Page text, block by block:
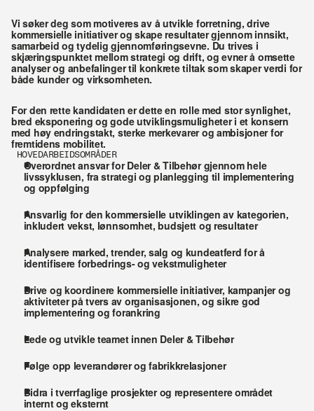
Vi søker deg som motiveres av å utvikle forretning, drive
kommersielle initiativer og skape resultater gjennom innsikt,
samarbeid og tydelig gjennomføringsevne. Du trives i
skjæringspunktet mellom strategi og drift, og evner å omsette
analyser og anbefalinger til konkrete tiltak som skaper verdi for
både kunder og virksomheten.
For den rette kandidaten er dette en rolle med stor synlighet,
bred eksponering og gode utviklingsmuligheter i et konsern
med høy endringstakt, sterke merkevarer og ambisjoner for
fremtidens mobilitet.
HOVEDARBEIDSOMRÅDER
Overordnet ansvar for Deler & Tilbehør gjennom hele
livssyklusen, fra strategi og planlegging til implementering
og oppfølging
Ansvarlig for den kommersielle utviklingen av kategorien,
inkludert vekst, lønnsomhet, budsjett og resultater
Analysere marked, trender, salg og kundeatferd for å
identifisere forbedrings- og vekstmuligheter
Drive og koordinere kommersielle initiativer, kampanjer og
aktiviteter på tvers av organisasjonen, og sikre god
implementering og forankring
Lede og utvikle teamet innen Deler & Tilbehør
Følge opp leverandører og fabrikkrelasjoner
Bidra i tverrfaglige prosjekter og representere området
internt og eksternt